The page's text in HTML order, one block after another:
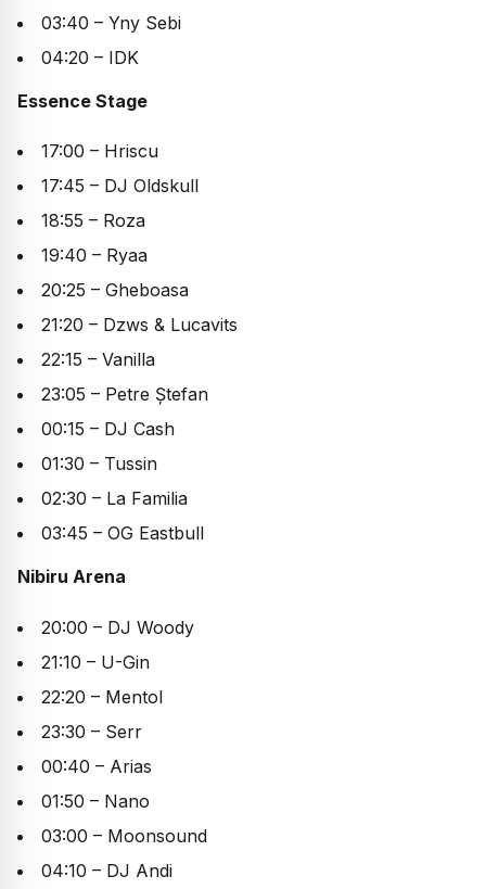
03:40 – Yny Sebi
04:20 – IDK
Essence Stage
17:00 – Hriscu
17:45 – DJ Oldskull
18:55 – Roza
19:40 – Ryaa
20:25 – Gheboasa
21:20 – Dzws & Lucavits
22:15 – Vanilla
23:05 – Petre Ștefan
00:15 – DJ Cash
01:30 – Tussin
02:30 – La Familia
03:45 – OG Eastbull
Nibiru Arena
20:00 – DJ Woody
21:10 – U-Gin
22:20 – Mentol
23:30 – Serr
00:40 – Arias
01:50 – Nano
03:00 – Moonsound
04:10 – DJ Andi